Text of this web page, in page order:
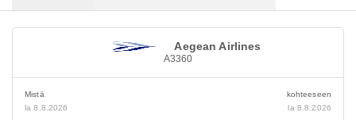
Aegean Airlines
A3360
Mistä
la 8.8.2026
kohteeseen
la 8.8.2026